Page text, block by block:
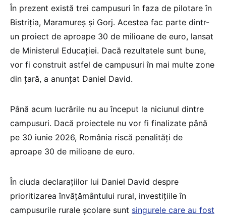
În prezent există trei campusuri în faza de pilotare în
Bistriția, Maramureș și Gorj. Acestea fac parte dintr-
un proiect de aproape 30 de milioane de euro, lansat
de Ministerul Educației. Dacă rezultatele sunt bune,
vor fi construit astfel de campusuri în mai multe zone
din țară, a anunțat Daniel David.
Până acum lucrările nu au început la niciunul dintre
campusuri. Dacă proiectele nu vor fi finalizate până
pe 30 iunie 2026, România riscă penalități de
aproape 30 de milioane de euro.
În ciuda declarațiilor lui Daniel David despre
prioritizarea învățământului rural, investițiile în
campusurile rurale școlare sunt singurele care au fost